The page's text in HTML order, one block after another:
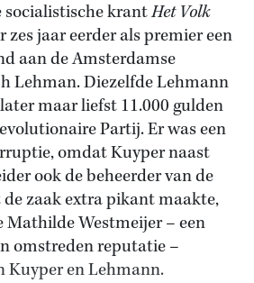
socialistische krantHet Volk
jaar eerder als premier een
aan de Amsterdamse
Lehman. Diezelfde Lehmann
maar liefst 11.000 gulden
Partij. Er was een
omdat Kuyper naast
ook de beheerder van de
zaak extra pikant maakte,
Mathilde Westmeijer – een
omstreden reputatie –
Kuyper en Lehmann.